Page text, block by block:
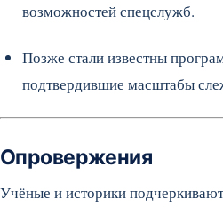
возможностей спецслужб.
Позже стали известны
подтвердившие масштабы
Опровержения
Учёные и историки